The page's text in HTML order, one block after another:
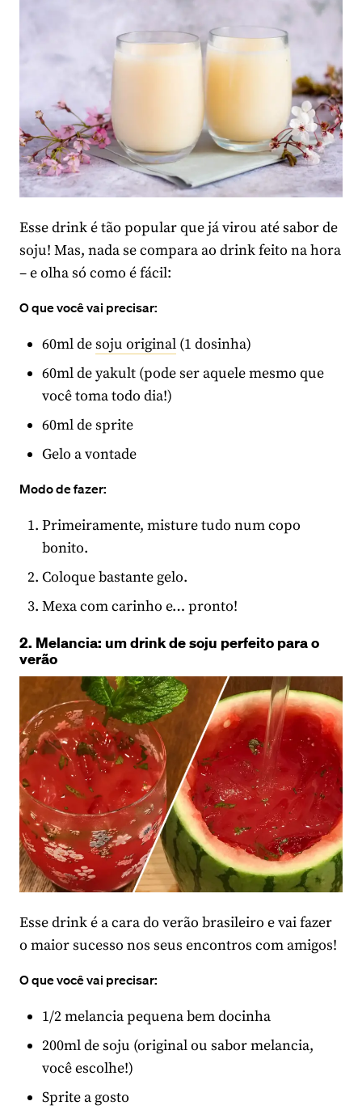
Esse drink é tão popular que já virou até sabor de
soju! Mas, nada se compara ao drink feito na hora
– e olha só como é fácil:
O que você vai precisar:
60ml desoju original (1 dosinha)
60ml de yakult (pode ser aquele mesmo que
você toma todo dia!)
60ml de sprite
Gelo a vontade
Modo de fazer:
Primeiramente, misture tudo num copo
bonito.
Coloque bastante gelo.
Mexa com carinho e… pronto!
2. Melancia: um drink de soju perfeito para o
verão
Esse drink é a cara do verão brasileiro e vai fazer
o maior sucesso nos seus encontros com amigos!
O que você vai precisar:
1/2 melancia pequena bem docinha
200ml de soju (original ou sabor melancia,
você escolhe!)
Sprite a gosto